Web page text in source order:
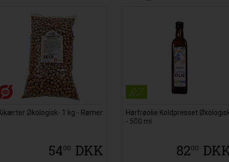
Økologisk- 1 kg - Rømer
5400 DKK
Hørfrøolie Koldpresset
- 500 ml
8200